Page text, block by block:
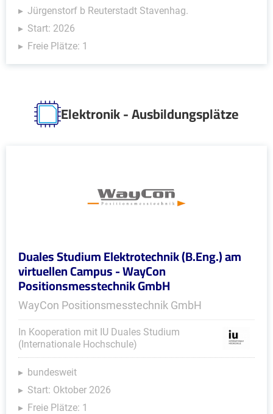
Jürgenstorf b Reuterstadt Stavenhag.
Start: 2026
Freie Plätze: 1
Elektronik - Ausbildungsplätze
Duales Studium Elektrotechnik (B.Eng.) am
virtuellen Campus - WayCon
Positionsmesstechnik GmbH
WayCon Positionsmesstechnik GmbH
In Kooperation mit IU Duales Studium
(Internationale Hochschule)
bundesweit
Start: Oktober 2026
Freie Plätze: 1